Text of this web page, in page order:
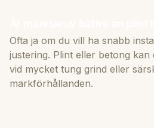
Ofta ja om du vill ha snabb
justering. Plint eller betong
vid mycket tung grind eller
markförhållanden.